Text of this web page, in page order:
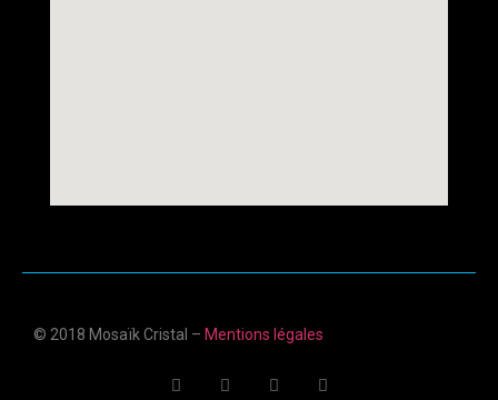
© 2018 Mosaïk Cristal – Mentions légales